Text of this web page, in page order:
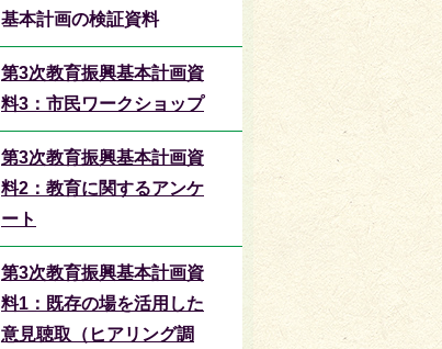
基本計画の検証資料
第3次教育振興基本計画資
料3：市民ワークショップ
第3次教育振興基本計画資
料2：教育に関するアンケ
ート
第3次教育振興基本計画資
料1：既存の場を活用した
意見聴取（ヒアリング調